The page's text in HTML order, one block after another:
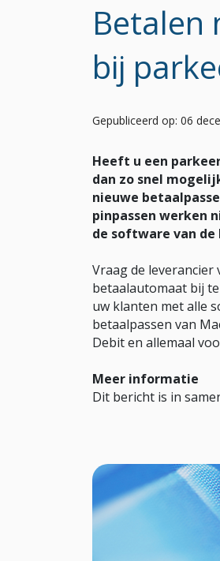
Betalen
bij
Gepubliceerd op: 06
Heeft u een
dan zo snel
nieuwe
pinpassen werken
de software van
Vraag de
betaalautomaat bij
uw klanten met alle
betaalpassen van
Debit en allemaal
Meer informatie
Dit bericht is in